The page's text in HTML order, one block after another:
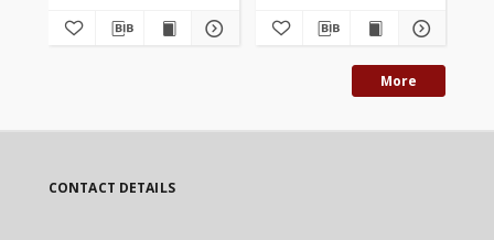
More
CONTACT DETAILS